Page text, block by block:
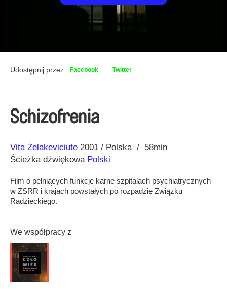
Udostępnij przez Facebook Twitter
Schizofrenia
Reżyseria
Vita Żelakeviciute
Rok 2001 Polska
58min
Ścieżka dźwiękowa Polski
Film o pełniących funkcje karne szpitalach psychiatrycznych
w ZSRR i krajach powstałych po rozpadzie Związku
Radzieckiego.
We współpracy z